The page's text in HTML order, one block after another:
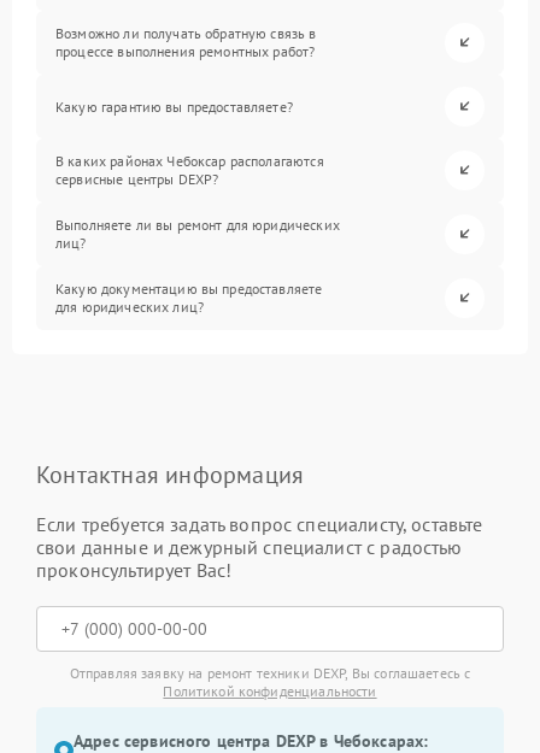
Возможно ли получать обратную связь в
процессе выполнения ремонтных работ?
Какую гарантию вы предоставляете?
В каких районах Чебоксар располагаются
сервисные центры DEXP?
Выполняете ли вы ремонт для юридических
лиц?
Какую документацию вы предоставляете
для юридических лиц?
Контактная информация
Если требуется задать вопрос специалисту, оставьте
свои данные и дежурный специалист с радостью
проконсультирует Вас!
Отправляя заявку на ремонт техники DEXP, Вы соглашаетесь с
Политикой конфиденциальности
Адрес сервисного центра DEXP в Чебоксарах: